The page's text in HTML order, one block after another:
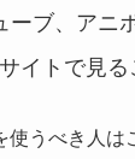
ーブ、アニ
イトで見る
使うべき人は